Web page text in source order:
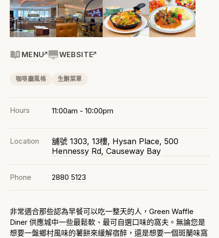
MENU WEBSITE
咖啡廳風格 生酮菜單
Hours 11:00am - 10:00pm
Location
舖號 1303, 13樓, Hysan Place, 500
Hennessy Rd, Causeway Bay
Phone 2880 5123
非常適合那些認為早餐可以吃一整天的人，Green Waffle
Diner 供應城中一些最鬆軟、最可自選口味的窩夫。無論您是
想要一盤鄉村風味的薯餅來緩解宿醉，還是想要一個斑蘭味窩